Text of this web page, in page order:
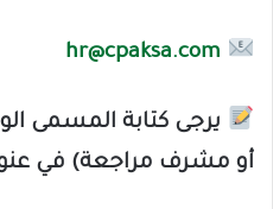
hr@cpaksa.com
يرجى كتابة المسمى
أو مشرف مراجعة) في